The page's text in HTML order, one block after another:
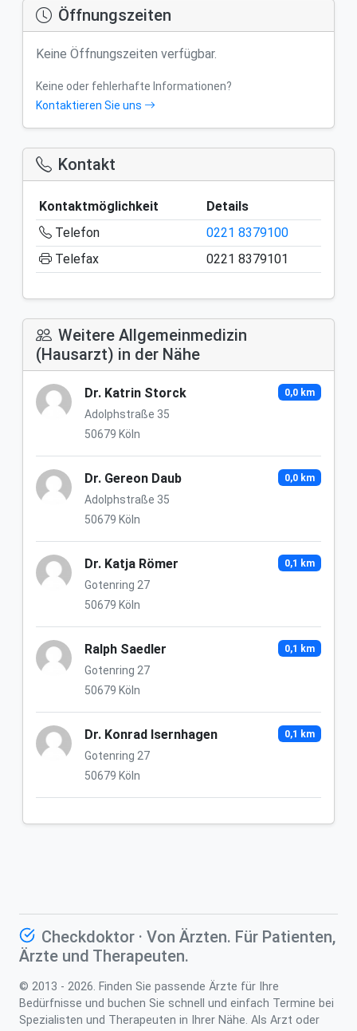
Öffnungszeiten
Keine Öffnungszeiten verfügbar.
Keine oder fehlerhafte Informationen?
Kontaktieren Sie uns
Kontakt
Kontaktmöglichkeit
Details
Telefon
0221 8379100
Telefax
0221 8379101
Weitere Allgemeinmedizin
(Hausarzt) in der Nähe
Dr. Katrin Storck
Adolphstraße 35
50679 Köln
0,0 km
Dr. Gereon Daub
Adolphstraße 35
50679 Köln
0,0 km
Dr. Katja Römer
Gotenring 27
50679 Köln
0,1 km
Ralph Saedler
Gotenring 27
50679 Köln
0,1 km
Dr. Konrad Isernhagen
Gotenring 27
50679 Köln
0,1 km
Checkdoktor · Von Ärzten. Für Patienten,
Ärzte und Therapeuten.
© 2013 - 2026. Finden Sie passende Ärzte für Ihre
Bedürfnisse und buchen Sie schnell und einfach Termine bei
Spezialisten und Therapeuten in Ihrer Nähe. Als Arzt oder